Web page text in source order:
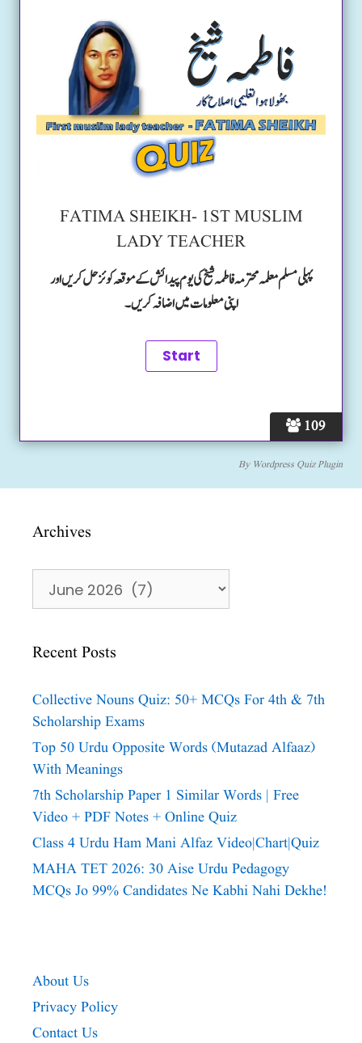
109
FATIMA SHEIKH- 1ST MUSLIM
LADY TEACHER
پہلی مسلم معلمہ محترمہ فاطمہ شیخ کی یوم پیدائش کے موقعہ کوئز حل کریں اور
اپنی معلومات میں اضافہ کریں۔
By Wordpress Quiz Plugin
Archives
Archives
Recent Posts
Collective Nouns Quiz: 50+ MCQs For 4th & 7th
Scholarship Exams
Top 50 Urdu Opposite Words (Mutazad Alfaaz)
With Meanings
7th Scholarship Paper 1 Similar Words | Free
Video + PDF Notes + Online Quiz
Class 4 Urdu Ham Mani Alfaz Video|chart|quiz
MAHA TET 2026: 30 Aise Urdu Pedagogy
MCQs Jo 99% Candidates Ne Kabhi Nahi Dekhe!
About Us
Privacy Policy
Contact Us